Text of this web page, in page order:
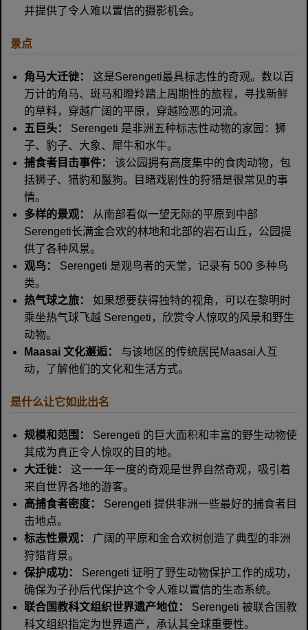
并提供了令人难以置信的摄影机会。
景点
角马大迁徙：
这是Serengeti最具标志性的奇观。数以百
万计的角马、斑马和瞪羚踏上周期性的旅程，寻找新鲜
的草料，穿越广阔的平原，穿越险恶的河流。
五巨头：
Serengeti 是非洲五种标志性动物的家园：狮
子、豹子、大象、犀牛和水牛。
捕食者目击事件：
该公园拥有高度集中的食肉动物，包
括狮子、猎豹和鬣狗。目睹戏剧性的狩猎是很常见的事
情。
多样的景观：
从南部看似一望无际的平原到中部
Serengeti长满金合欢的林地和北部的岩石山丘，公园提
供了各种风景。
观鸟：
Serengeti 是观鸟者的天堂，记录有 500 多种鸟
类。
热气球之旅：
如果想要获得独特的视角，可以在黎明时
乘坐热气球飞越 Serengeti，欣赏令人惊叹的风景和野生
动物。
Maasai 文化邂逅：
与该地区的传统居民Maasai人互
动，了解他们的文化和生活方式。
是什么让它如此出名
规模和范围：
Serengeti 的巨大面积和丰富的野生动物使
其成为真正令人惊叹的目的地。
大迁徙：
这一一年一度的奇观是世界自然奇观，吸引着
来自世界各地的游客。
高捕食者密度：
Serengeti 提供非洲一些最好的捕食者目
击地点。
标志性景观：
广阔的平原和金合欢树创造了典型的非洲
狩猎背景。
保护成功：
Serengeti 证明了野生动物保护工作的成功，
确保为子孙后代保护这个令人难以置信的生态系统。
联合国教科文组织世界遗产地位：
Serengeti 被联合国教
科文组织指定为世界遗产，承认其全球重要性。